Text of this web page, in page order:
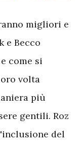
migliori e
e Becco
come si
volta
più
gentili. Roz
del